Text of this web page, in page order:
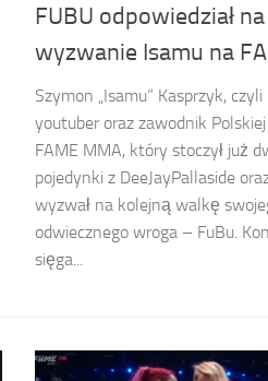
FUBU odpowiedział na
wyzwanie Isamu na
Szymon „Isamu” Kasprzyk,
youtuber oraz zawodnik
FAME MMA, który stoczył już
pojedynki z DeeJayPallaside
wyzwał na kolejną walkę
odwiecznego wroga – FuBu.
sięga...